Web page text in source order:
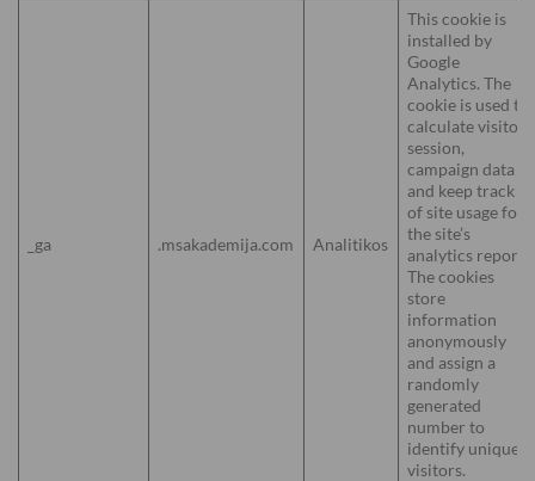
_ga .msakademija.com Analitikos
This cookie is
installed by
Google
Analytics. The
cookie is used to
calculate visitor,
session,
campaign data
and keep track
of site usage for
the site’s
analytics report.
The cookies
store
information
anonymously
and assign a
randomly
generated
number to
identify unique
visitors.